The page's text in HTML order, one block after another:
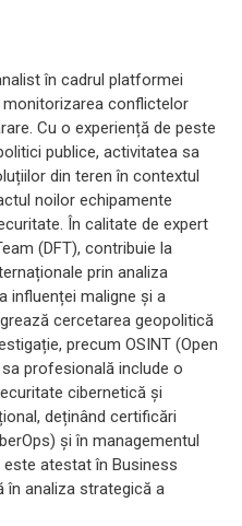
în cadrul platformei
monitorizarea conflictelor
Cu o experiență de peste
publice, activitatea sa
din teren în contextul
noilor echipamente
În calitate de expert
(DFT), contribuie la
prin analiza
influenței maligne și a
cercetarea geopolitică
precum OSINT (Open
profesională include o
cibernetică și
deținând certificări
și în managementul
atestat în Business
în analiza strategică a